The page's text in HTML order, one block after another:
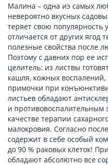
Малина – одна из самых
невероятно вкусных
теряет свою популярность
отличается от других ягод
полезные свойства после
Поэтому с давних пор ее
целитель: из листвы
кашля, кожных
примочки при
листьев обладают
и противовоспалительным
качестве терапии
малокровия. Согласно
содержит в себе особый
до 90 % раковых клеток!
обладают абсолютно все